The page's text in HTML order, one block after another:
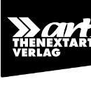
Zur
Navigation
springen
Zum
Inhalt
springen